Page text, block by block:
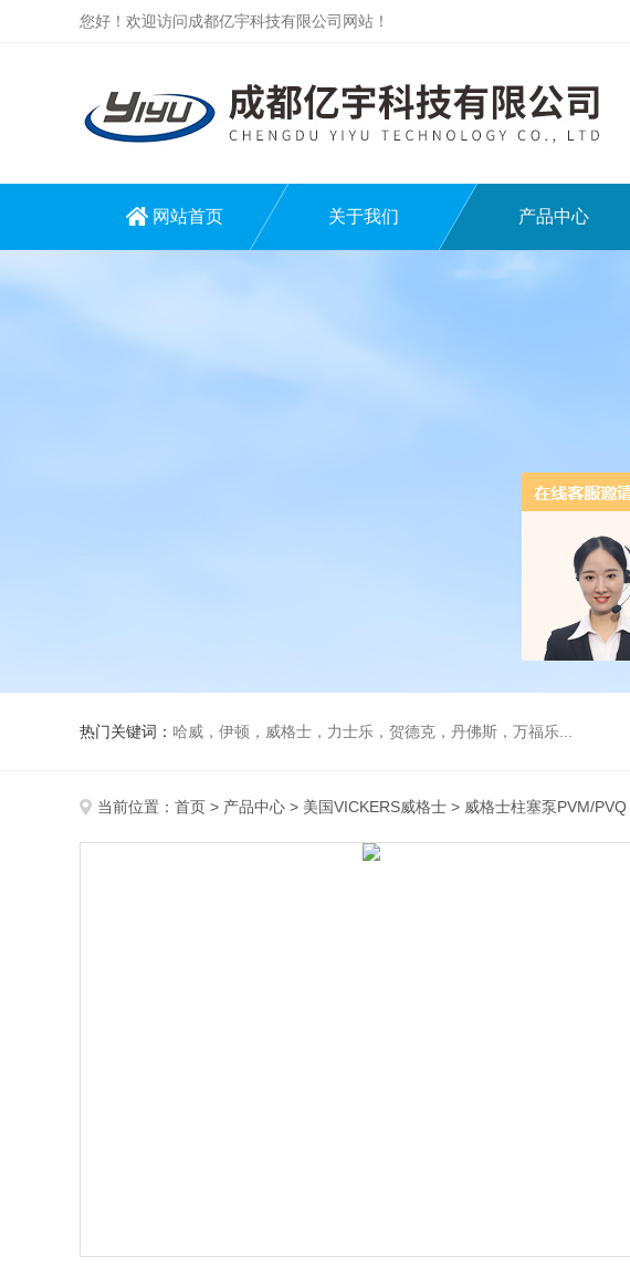
您好！欢迎访问成都亿宇科技有限公司网站！
网站首页 关于我们 产品中心
热门关键词： 哈威，伊顿，威格士，力士乐，贺德克，丹佛斯，万福乐...
当前位置： 首页 > 产品中心 > 美国VICKERS威格士 > 威格士柱塞泵PVM/PVQ